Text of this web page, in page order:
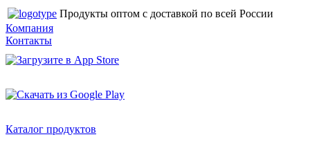
Продукты оптом с доставкой по всей России
Компания
Контакты
Каталог продуктов